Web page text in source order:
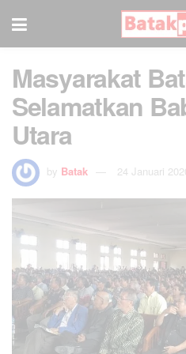
Masyarakat
Selamatkan
Utara
by Batak 24 Januari